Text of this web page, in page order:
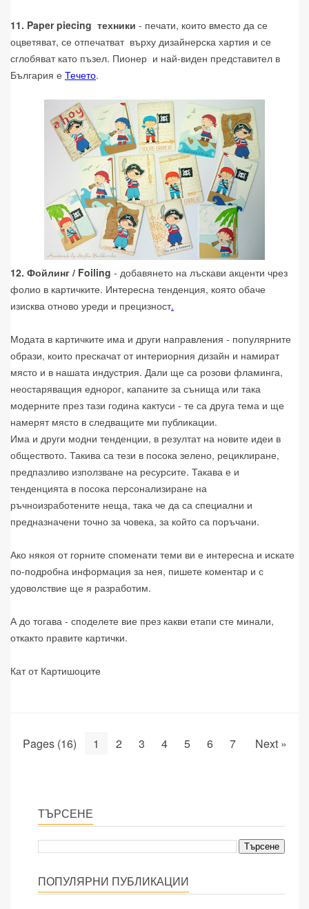
11. Paper piecing техники - печати, които вместо да се
оцветяват, се отпечатват върху дизайнерска хартия и се
сглобяват като пъзел. Пионер и най-виден представител в
България е Течето.
12. Фойлинг / Foiling - добавянето на лъскави акценти чрез
фолио в картичките. Интересна тенденция, която обаче
изисква отново уреди и прецизност.
Модата в картичките има и други направления - популярните
образи, които прескачат от интериорния дизайн и намират
място и в нашата индустрия. Дали ще са розови фламинга,
неостаряващия еднорог, капаните за сънища или така
модерните през тази година кактуси - те са друга тема и ще
намерят място в следващите ми публикации.
Има и други модни тенденции, в резултат на новите идеи в
обществото. Такива са тези в посока зелено, рециклиране,
предпазливо използване на ресурсите. Такава е и
тенденцията в посока персонализиране на
ръчноизработените неща, така че да са специални и
предназначени точно за човека, за който са поръчани.
Ако някоя от горните споменати теми ви е интересна и искате
по-подробна информация за нея, пишете коментар и с
удоволствие ще я разработим.
А до тогава - споделете вие през какви етапи сте минали,
откакто правите картички.
Кат от Картишоците
Pages (16) 1 2 3 4 5 6 7 Next »
ТЪРСЕНЕ
ПОПУЛЯРНИ ПУБЛИКАЦИИ